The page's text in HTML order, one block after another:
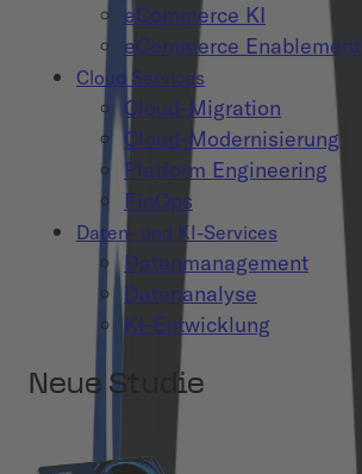
eCommerce KI
eCommerce Enablement
Cloud Services
Cloud-Migration
Cloud-Modernisierung
Platform Engineering
FinOps
Daten- und KI-Services
Datenmanagement
Datenanalyse
KI-Entwicklung
Neue Studie